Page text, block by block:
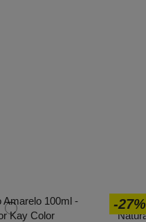
-27%